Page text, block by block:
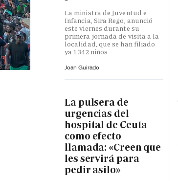
La ministra de Juventud e
Infancia, Sira Rego, anunció
este viernes durante su
primera jornada de visita a la
localidad, que se han filiado
ya 1.342 niños
Joan Guirado
La pulsera de
urgencias del
hospital de Ceuta
como efecto
llamada: «Creen que
les servirá para
pedir asilo»